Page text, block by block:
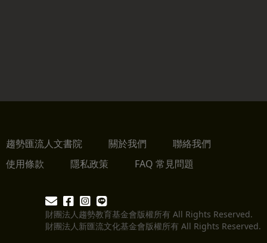
趨勢匯流人文書院 關於我們
聯絡我們
使用條款
隱私政策 FAQ 常見問題
財團法人趨勢教育基金會版權所有 All Rights Reserved.
財團法人新匯流文化基金會版權所有 All Rights Reserved.